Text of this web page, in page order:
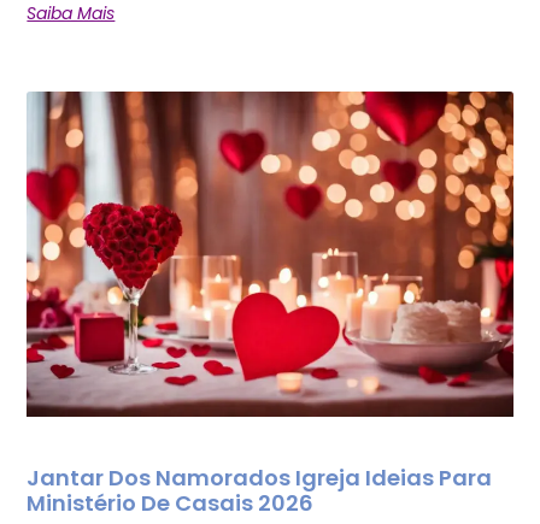
Saiba Mais
Jantar Dos Namorados Igreja Ideias Para
Ministério De Casais 2026